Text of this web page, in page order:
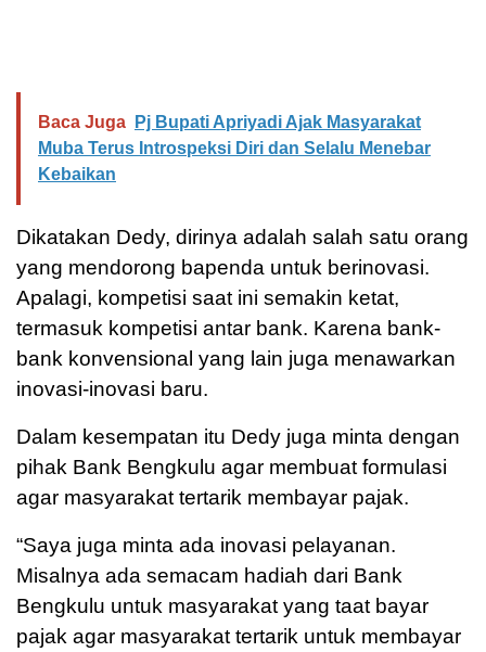
Baca Juga
Pj Bupati Apriyadi Ajak Masyarakat
Muba Terus Introspeksi Diri dan Selalu Menebar
Kebaikan
Dikatakan Dedy, dirinya adalah salah satu orang
yang mendorong bapenda untuk berinovasi.
Apalagi, kompetisi saat ini semakin ketat,
termasuk kompetisi antar bank. Karena bank-
bank konvensional yang lain juga menawarkan
inovasi-inovasi baru.
Dalam kesempatan itu Dedy juga minta dengan
pihak Bank Bengkulu agar membuat formulasi
agar masyarakat tertarik membayar pajak.
“Saya juga minta ada inovasi pelayanan.
Misalnya ada semacam hadiah dari Bank
Bengkulu untuk masyarakat yang taat bayar
pajak agar masyarakat tertarik untuk membayar